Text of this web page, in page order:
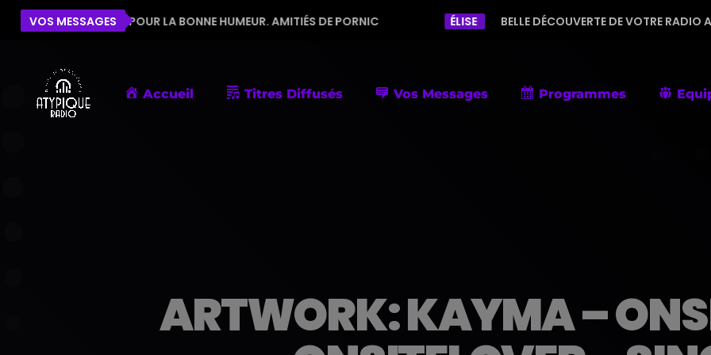
VOS MESSAGES
POUR LA BONNE HUMEUR. AMITIÉS DE PORNIC ÉLISE BELLE DÉCOUVERTE DE VOTRE RADIO AVEC UNE
Accueil Titres Diffusés Vos Messages Programmes
ARTWORK: KAYMA –